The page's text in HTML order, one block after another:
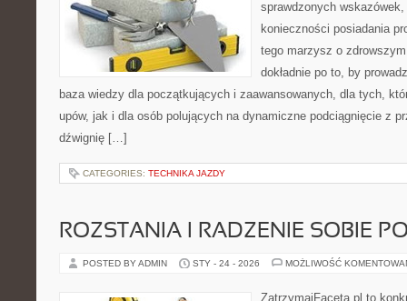
sprawdzonych
konieczności posiadania
tego marzysz o
dokładnie po to, by
baza wiedzy dla początkujących i zaawansowanych, dla tych,
upów, jak i dla osób polujących na dynamiczne podciągnięcie z
dźwignię […]
CATEGORIES: TECHNIKA JAZDY
ROZSTANIA I RADZENIE SOBIE
POSTED BY ADMIN STY - 24 - 2026 MOŻLIWOŚĆ
ZatrzymajFaceta.pl to